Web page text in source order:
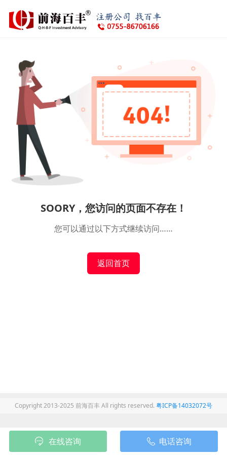
SOORY，您访问的页面不存在！
您可以通过以下方式继续访问……
返回首页
Copyright 2013-2025 前海百丰 All rights reserved. 粤ICP备14032072号
在线咨询 电话咨询